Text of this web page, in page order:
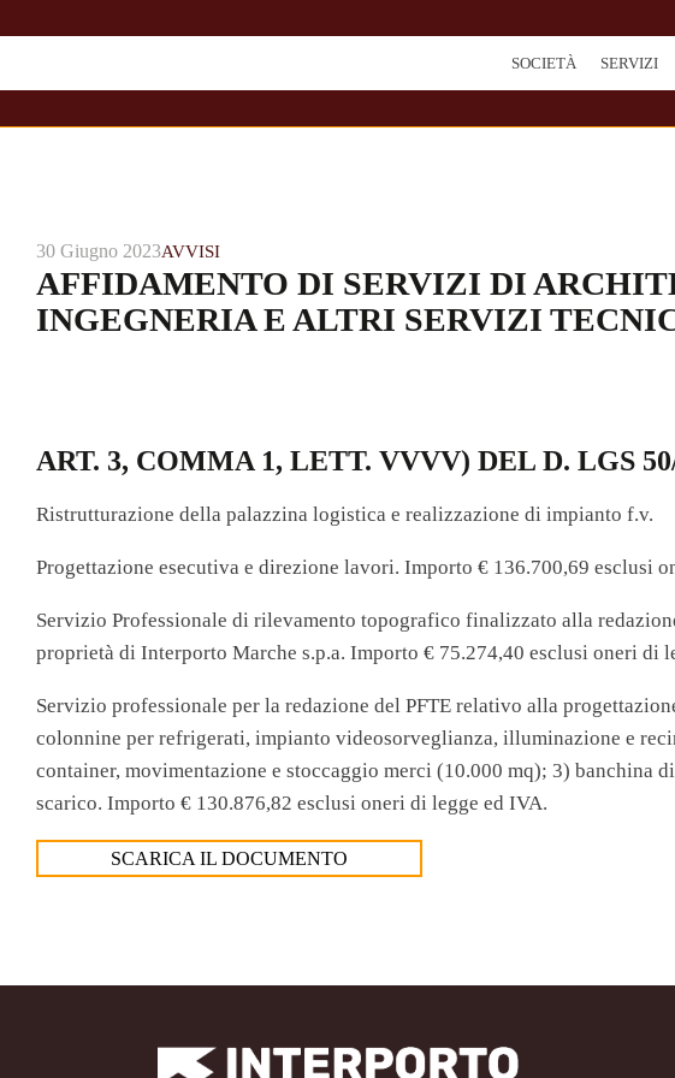
SOCIETÀ SERVIZI
30 Giugno 2023AVVISI
AFFIDAMENTO DI SERVIZI DI
INGEGNERIA E ALTRI SERVIZI
ART. 3, COMMA 1, LETT. VVVV) DEL D. LGS
Ristrutturazione della palazzina logistica e realizzazione di impianto f.v.
Progettazione esecutiva e direzione lavori. Importo € 136.700,69 esclusi
Servizio Professionale di rilevamento topografico finalizzato alla
proprietà di Interporto Marche s.p.a. Importo € 75.274,40 esclusi oneri di
Servizio professionale per la redazione del PFTE relativo alla
colonnine per refrigerati, impianto videosorveglianza, illuminazione e
container, movimentazione e stoccaggio merci (10.000 mq); 3) banchina
scarico. Importo € 130.876,82 esclusi oneri di legge ed IVA.
SCARICA IL DOCUMENTO